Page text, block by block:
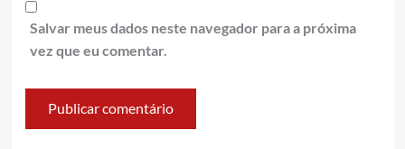
Salvar meus dados neste navegador para a próxima
vez que eu comentar.